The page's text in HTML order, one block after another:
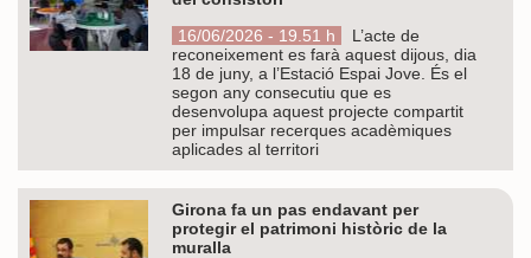
16/06/2026 - 19.51 h
L’acte de
reconeixement es farà aquest dijous, dia
18 de juny, a l’Estació Espai Jove. És el
segon any consecutiu que es
desenvolupa aquest projecte compartit
per impulsar recerques acadèmiques
aplicades al territori
Girona fa un pas endavant per
protegir el patrimoni històric de la
muralla